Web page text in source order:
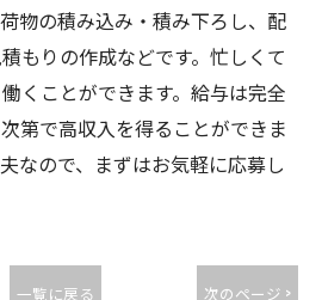
物の積み込み・積み下ろし、配
もりの作成などです。忙しくて
くことができます。給与は完全
第で高収入を得ることができま
なので、まずはお気軽に応募し
一覧に戻る 次のページ >